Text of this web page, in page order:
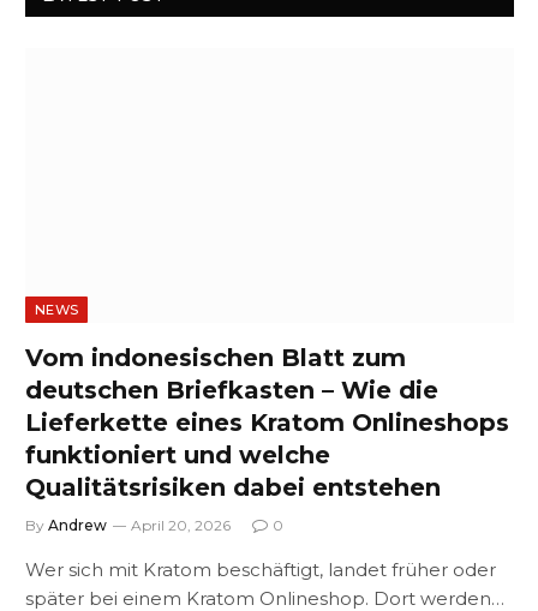
NEWS
Vom indonesischen Blatt zum
deutschen Briefkasten – Wie die
Lieferkette eines Kratom Onlineshops
funktioniert und welche
Qualitätsrisiken dabei entstehen
By Andrew April 20, 2026 0
Wer sich mit Kratom beschäftigt, landet früher oder
später bei einem Kratom Onlineshop. Dort werden…